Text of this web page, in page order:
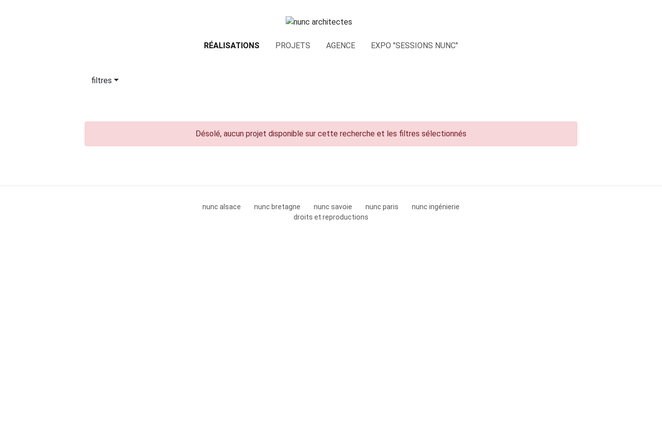
RÉALISATIONS PROJETS AGENCE EXPO "SESSIONS NUNC"
filtres
Désolé, aucun projet disponible sur cette recherche et les filtres sélectionnés
nunc alsace nunc bretagne nunc savoie nunc paris
nunc ingénierie
droits et reproductions